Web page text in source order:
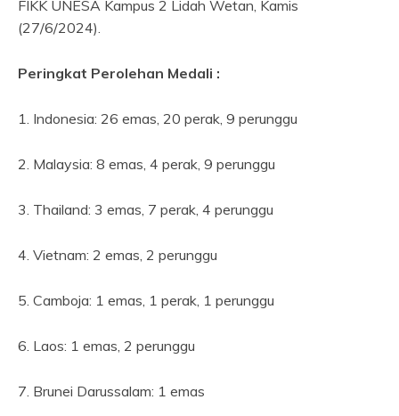
FIKK UNESA Kampus 2 Lidah Wetan, Kamis
(27/6/2024).
Peringkat Perolehan Medali :
1. Indonesia: 26 emas, 20 perak, 9 perunggu
2. Malaysia: 8 emas, 4 perak, 9 perunggu
3. Thailand: 3 emas, 7 perak, 4 perunggu
4. Vietnam: 2 emas, 2 perunggu
5. Camboja: 1 emas, 1 perak, 1 perunggu
6. Laos: 1 emas, 2 perunggu
7. Brunei Darussalam: 1 emas